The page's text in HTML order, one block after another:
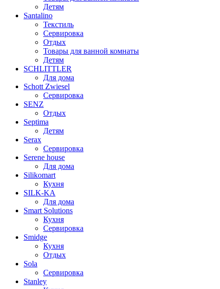
Детям
Santalino
Текстиль
Сервировка
Отдых
Товары для ванной комнаты
Детям
SCHLITTLER
Для дома
Schott Zwiesel
Сервировка
SENZ
Отдых
Septima
Детям
Serax
Сервировка
Serene house
Для дома
Silikomart
Кухня
SILK-KA
Для дома
Smart Solutions
Кухня
Сервировка
Smidge
Кухня
Отдых
Sola
Сервировка
Stanley